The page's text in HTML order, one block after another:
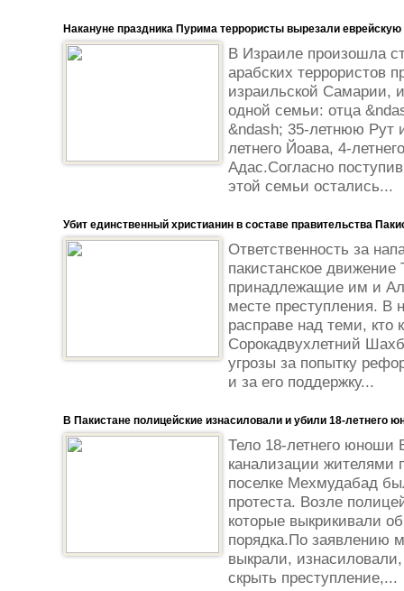
Накануне праздника Пурима террористы вырезали
В Израиле произошла
арабских террористов
израильской Самарии,
одной семьи: отца
&ndash; 35-летнюю Рут
летнего Йоава, 4-
Адас.Согласно
этой семьи остались...
Убит единственный христианин в составе правительства
Ответственность за
пакистанское
принадлежащие им и
месте преступления. В
расправе над теми, кто
Сорокадвухлетний
угрозы за попытку
и за его поддержку...
В Пакистане полицейские изнасиловали и убили 18-летнего
Тело 18-летнего юноши
канализации жителями
поселке Мехмудабад
протеста. Возле
которые выкрикивали
порядка.По заявлению
выкрали,
скрыть преступление,...